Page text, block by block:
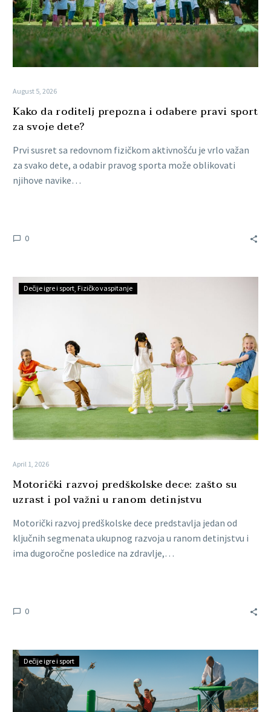
August 5, 2026
Kako da roditelj prepozna i odabere pravi sport
za svoje dete?
Prvi susret sa redovnom fizičkom aktivnošću je vrlo važan
za svako dete, a odabir pravog sporta može oblikovati
njihove navike…
0
Dečije igre i sport Fizičko vaspitanje
April 1, 2026
Motorički razvoj predškolske dece: zašto su
uzrast i pol važni u ranom detinjstvu
Motorički razvoj predškolske dece predstavlja jedan od
ključnih segmenata ukupnog razvoja u ranom detinjstvu i
ima dugoročne posledice na zdravlje,…
0
Dečije igre i sport